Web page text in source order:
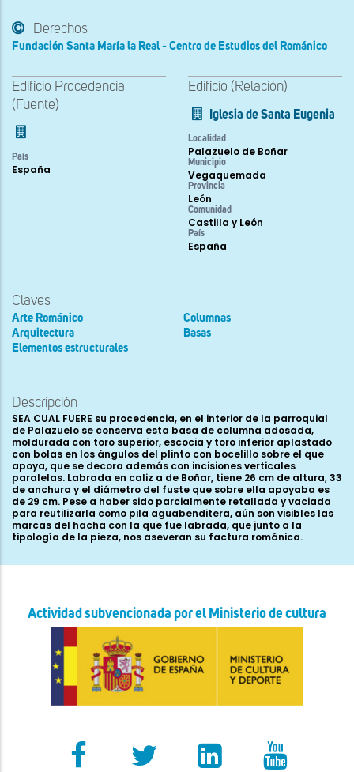
Derechos
Fundación Santa María la Real - Centro de Estudios del Románico
Edificio Procedencia
(Fuente)
País
España
Edificio (Relación)
Iglesia de Santa Eugenia
Localidad
Palazuelo de Boñar
Municipio
Vegaquemada
Provincia
León
Comunidad
Castilla y León
País
España
Claves
Arte Románico
Arquitectura
Elementos estructurales
Columnas
Basas
Descripción
SEA CUAL FUERE su procedencia, en el interior de la parroquial
de Palazuelo se conserva esta basa de columna adosada,
moldurada con toro superior, escocia y toro inferior aplastado
con bolas en los ángulos del plinto con bocelillo sobre el que
apoya, que se decora además con incisiones verticales
paralelas. Labrada en caliz a de Boñar, tiene 26 cm de altura, 33
de anchura y el diámetro del fuste que sobre ella apoyaba es
de 29 cm. Pese a haber sido parcialmente retallada y vaciada
para reutilizarla como pila aguabenditera, aún son visibles las
marcas del hacha con la que fue labrada, que junto a la
tipología de la pieza, nos aseveran su factura románica.
Actividad subvencionada por el Ministerio de cultura